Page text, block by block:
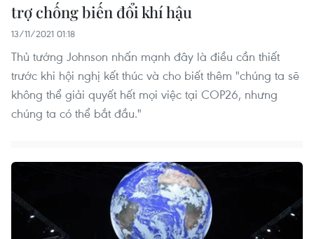
trợ chống biến đổi khí hậu
13/11/2021 01:18
Thủ tướng Johnson nhấn mạnh đây là điều cần thiết
trước khi hội nghị kết thúc và cho biết thêm "chúng ta sẽ
không thể giải quyết hết mọi việc tại COP26, nhưng
chúng ta có thể bắt đầu."